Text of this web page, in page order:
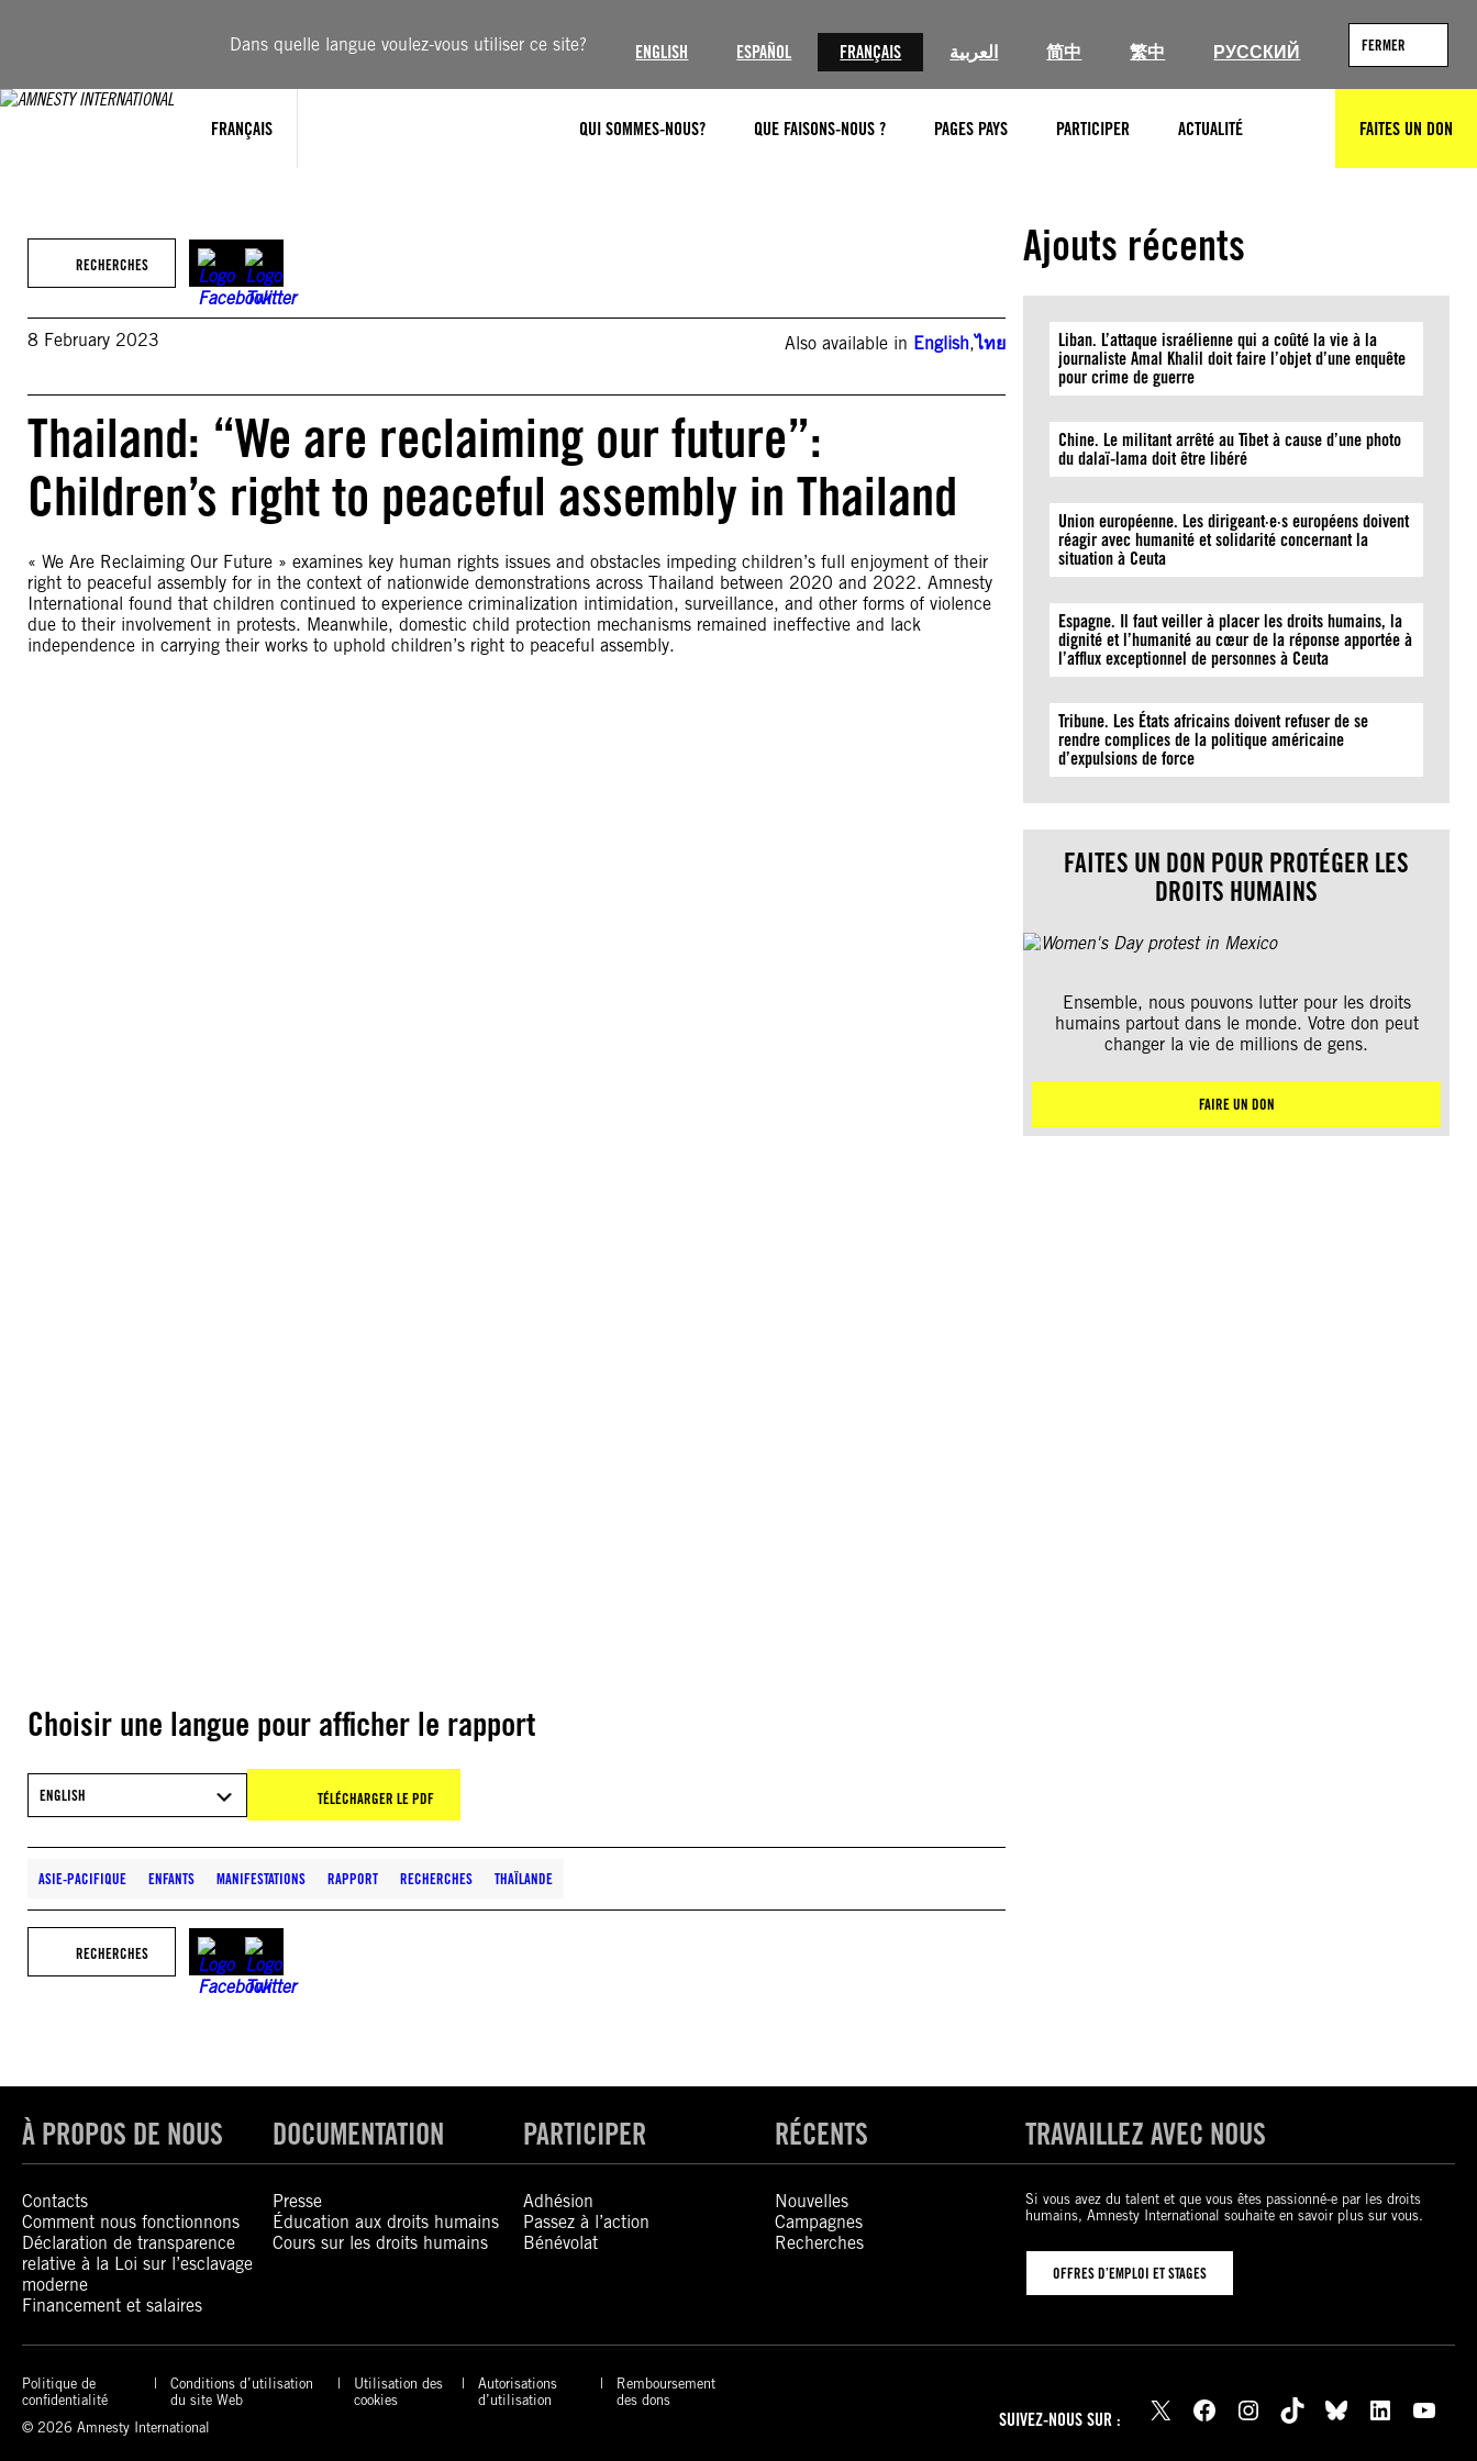
Dans quelle langue voulez-vous utiliser ce site? ENGLISH ESPAÑOL FRANÇAIS العربية 简中 繁中 РУССКИЙ FERMER
FRANÇAIS QUI SOMMES-NOUS? QUE FAISONS-NOUS ? PAGES PAYS PARTICIPER ACTUALITÉ RECHERCHERFAITES UN DON
RECHERCHES
8 February 2023 Also available in English,ไทย
Thailand: “We are reclaiming our future”:
Children’s right to peaceful assembly in Thailand
« We Are Reclaiming Our Future » examines key human rights issues and obstacles impeding children’s full enjoyment of their
right to peaceful assembly for in the context of nationwide demonstrations across Thailand between 2020 and 2022. Amnesty
International found that children continued to experience criminalization intimidation, surveillance, and other forms of violence
due to their involvement in protests. Meanwhile, domestic child protection mechanisms remained ineffective and lack
independence in carrying their works to uphold children’s right to peaceful assembly.
Choisir une langue pour afficher le rapport
ENGLISH TÉLÉCHARGER LE PDF
ASIE-PACIFIQUE ENFANTS MANIFESTATIONS RAPPORT RECHERCHES THAÏLANDE
RECHERCHES
Ajouts récents
Liban. L’attaque israélienne qui a coûté la vie à la
journaliste Amal Khalil doit faire l’objet d’une enquête
pour crime de guerre
Chine. Le militant arrêté au Tibet à cause d’une photo
du dalaï-lama doit être libéré
Union européenne. Les dirigeant·e·s européens doivent
réagir avec humanité et solidarité concernant la
situation à Ceuta
Espagne. Il faut veiller à placer les droits humains, la
dignité et l’humanité au cœur de la réponse apportée à
l’afflux exceptionnel de personnes à Ceuta
Tribune. Les États africains doivent refuser de se
rendre complices de la politique américaine
d’expulsions de force
FAITES UN DON POUR PROTÉGER LES
DROITS HUMAINS
Ensemble, nous pouvons lutter pour les droits
humains partout dans le monde. Votre don peut
changer la vie de millions de gens.
FAIRE UN DON
À PROPOS DE NOUS
Contacts
Comment nous fonctionnons
Déclaration de transparence
relative à la Loi sur l’esclavage
moderne
Financement et salaires
DOCUMENTATION
Presse
Éducation aux droits humains
Cours sur les droits humains
PARTICIPER
Adhésion
Passez à l’action
Bénévolat
RÉCENTS
Nouvelles
Campagnes
Recherches
TRAVAILLEZ AVEC NOUS
Si vous avez du talent et que vous êtes passionné-e par les droits
humains, Amnesty International souhaite en savoir plus sur vous.
OFFRES D’EMPLOI ET STAGES
Politique de
confidentialité
Conditions d’utilisation
du site Web
Utilisation des
cookies
Autorisations
d’utilisation
Remboursement
des dons
© 2026 Amnesty International
SUIVEZ-NOUS SUR : X Facebook Instagram TikTok Bluesky LinkedIn YouTube